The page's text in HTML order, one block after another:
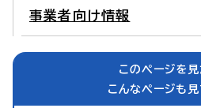
事業者向け情報
このページを
こんなページも